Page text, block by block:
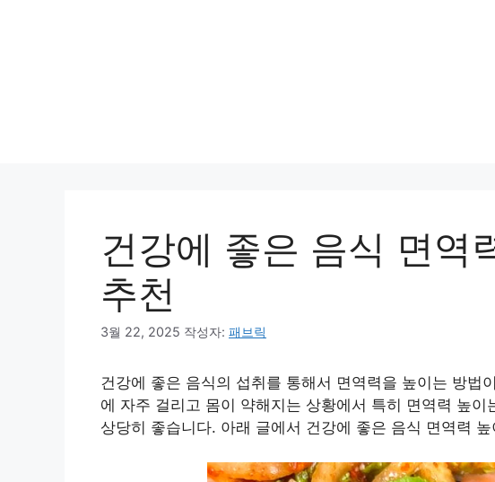
건강에 좋은 음식 면역
추천
3월 22, 2025 작성자: 패브릭
건강에 좋은 음식의 섭취를 통해서 면역력을 높이는 방법
에 자주 걸리고 몸이 약해지는 상황에서 특히 면역력 높
상당히 좋습니다. 아래 글에서 건강에 좋은 음식 면역력